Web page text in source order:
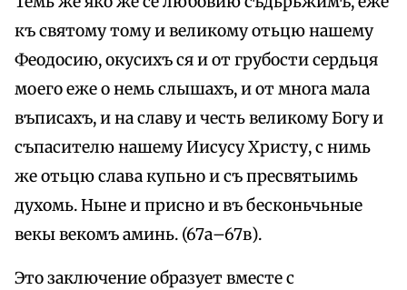
къ святому тому и великому отьцю нашему
Феодосию, окусихъ ся и от грубости сердьця
моего еже о немь слышахъ, и от многа мала
въписахъ, и на славу и честь великому Богу и
съпасителю нашему Иисусу Христу, с нимь
же отьцю слава купьно и съ пресвятыимь
духомь. Ныне и присно и въ бесконьчьные
векы векомъ аминь. (67а–67в).
Это заключение образует вместе с